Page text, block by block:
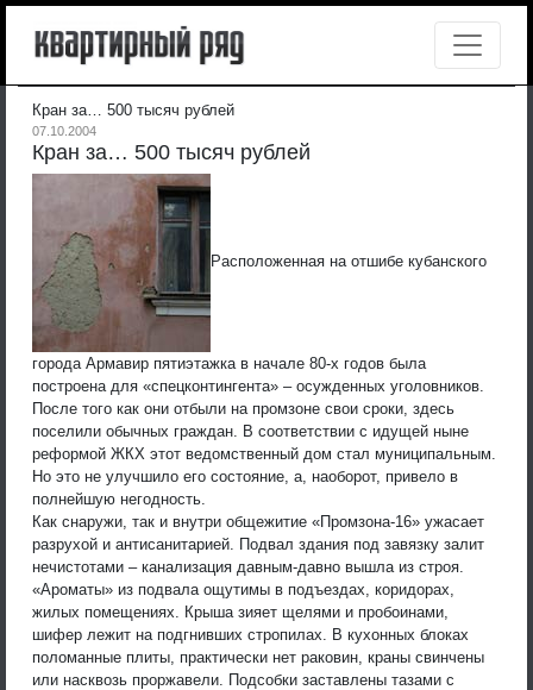
Кран за… 500 тысяч рублей
07.10.2004
Кран за… 500 тысяч рублей
Расположенная на отшибе кубанского
города Армавир пятиэтажка в начале 80-х годов была
построена для «спецконтингента» – осужденных уголовников.
После того как они отбыли на промзоне свои сроки, здесь
поселили обычных граждан. В соответствии с идущей ныне
реформой ЖКХ этот ведомственный дом стал муниципальным.
Но это не улучшило его состояние, а, наоборот, привело в
полнейшую негодность.
Как снаружи, так и внутри общежитие «Промзона-16» ужасает
разрухой и антисанитарией. Подвал здания под завязку залит
нечистотами – канализация давным-давно вышла из строя.
«Ароматы» из подвала ощутимы в подъездах, коридорах,
жилых помещениях. Крыша зияет щелями и пробоинами,
шифер лежит на подгнивших стропилах. В кухонных блоках
поломанные плиты, практически нет раковин, краны свинчены
или насквозь проржавели. Подсобки заставлены тазами с